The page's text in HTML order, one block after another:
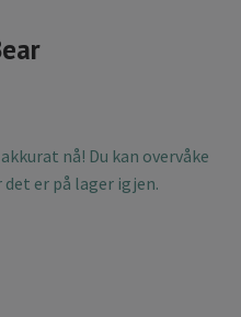
nå! Du kan overvåke
er på lager igjen.